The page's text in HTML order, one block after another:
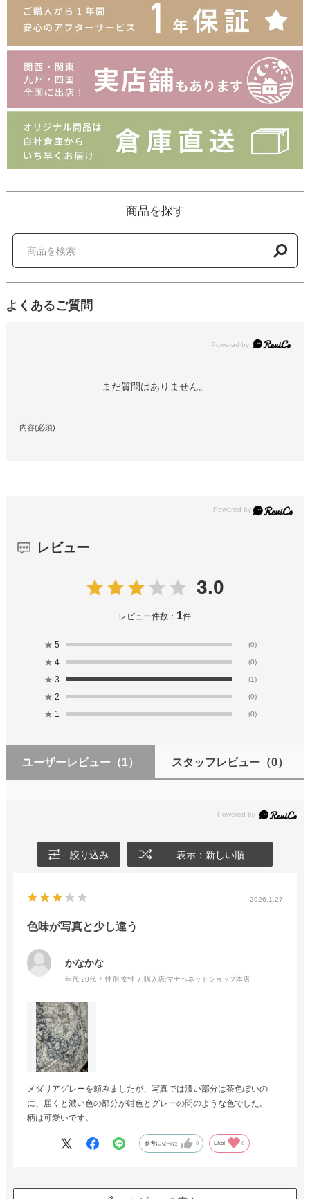
商品を探す
よくあるご質問
Powered by
まだ質問はありません。
内容(必須)
レビュー
3.0
レビュー件数： 1件
★ 5 (0)
★ 4 (0)
★ 3 (1)
★ 2 (0)
★ 1 (0)
ユーザーレビュー （1） スタッフレビュー（0）
絞り込み 表示：新しい順
2026.1.27
色味が写真と少し違う
かなかな
年代:20代 性別:女性 購入店:マナベネットショップ本店
メダリアグレーを頼みましたが、写真では濃い部分は茶色ぽいの
に、届くと濃い色の部分が紺色とグレーの間のような色でした。
柄は可愛いです。
参考になった 0 Like! 0